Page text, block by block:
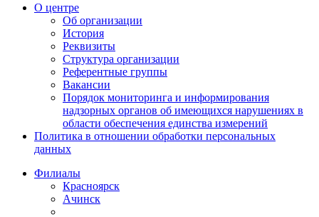
О центре
Об организации
История
Реквизиты
Структура организации
Референтные группы
Вакансии
Порядок мониторинга и информирования
надзорных органов об имеющихся нарушениях в
области обеспечения единства измерений
Политика в отношении обработки персональных
данных
Филиалы
Красноярск
Ачинск